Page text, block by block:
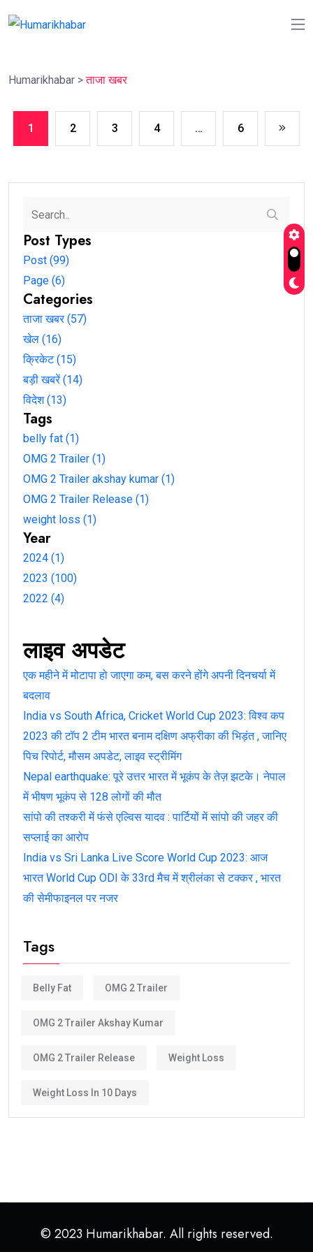
Humarikhabar >ताजा खबर
1 2 3 4 … 6
Post Types
Post (99)
Page (6)
Categories
ताजा खबर (57)
खेल (16)
क्रिकेट (15)
बड़ी खबरें (14)
विदेश (13)
Tags
belly fat (1)
OMG 2 Trailer (1)
OMG 2 Trailer akshay kumar (1)
OMG 2 Trailer Release (1)
weight loss (1)
Year
2024 (1)
2023 (100)
2022 (4)
लाइव अपडेट
एक महीने में मोटापा हो जाएगा कम, बस करने होंगे अपनी दिनचर्या में
बदलाव
India vs South Africa, Cricket World Cup 2023: विश्व कप
2023 की टॉप 2 टीम भारत बनाम दक्षिण अफ्रीका की भिड़ंत , जानिए
पिच रिपोर्ट, मौसम अपडेट, लाइव स्ट्रीमिंग
Nepal earthquake: पूरे उत्तर भारत में भूकंप के तेज़ झटके। नेपाल
में भीषण भूकंप से 128 लोगों की मौत
सांपो की तश्करी में फंसे एल्विस यादव : पार्टियों में सांपो की जहर की
सप्लाई का आरोप
India vs Sri Lanka Live Score World Cup 2023: आज
भारत World Cup ODI के 33rd मैच में श्रीलंका से टक्कर , भारत
की सेमीफाइनल पर नजर
Tags
Belly Fat OMG 2 Trailer
OMG 2 Trailer Akshay Kumar
OMG 2 Trailer Release Weight Loss
Weight Loss In 10 Days
© 2023 Humarikhabar. All rights reserved.